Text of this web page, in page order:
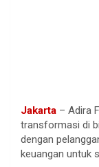
Jakarta – Adira
transformasi di
dengan
keuangan untuk